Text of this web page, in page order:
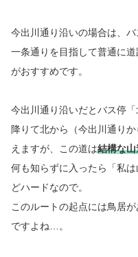
今出川通り沿いの場合は、バ
一条通りを目指して普通に
がおすすめです。
今出川通り沿いだとバス停
降りて北から（今出川通り
えますが、この道は結構な
何も知らずに入ったら「私
どハードなので。
このルートの起点には鳥居
ですよね…。